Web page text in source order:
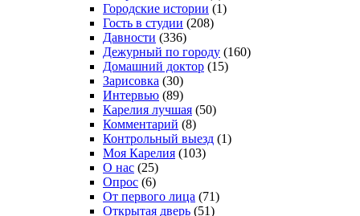
Городские истории (1)
Гость в студии (208)
Давности (336)
Дежурный по городу (160)
Домашний доктор (15)
Зарисовка (30)
Интервью (89)
Карелия лучшая (50)
Комментарий (8)
Контрольный выезд (1)
Моя Карелия (103)
О нас (25)
Опрос (6)
От первого лица (71)
Открытая дверь (51)